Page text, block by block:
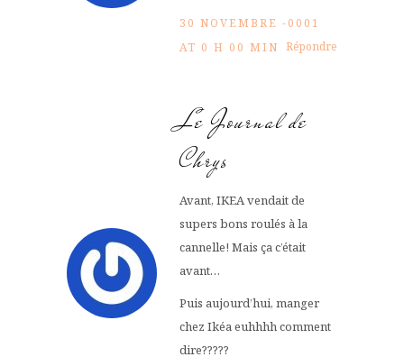
30 NOVEMBRE -0001
AT 0 H 00 MIN Répondre
Le Journal de
Chrys
Avant, IKEA vendait de
supers bons roulés à la
cannelle! Mais ça c’était
avant…
Puis aujourd’hui, manger
chez Ikéa euhhhh comment
dire?????